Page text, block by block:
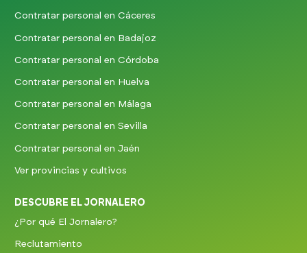
Contratar personal en Cáceres
Contratar personal en Badajoz
Contratar personal en Córdoba
Contratar personal en Huelva
Contratar personal en Málaga
Contratar personal en Sevilla
Contratar personal en Jaén
Ver provincias y cultivos
DESCUBRE EL JORNALERO
¿Por qué El Jornalero?
Reclutamiento